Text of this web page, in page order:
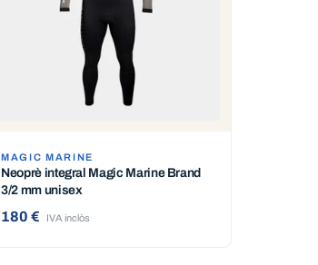
MAGIC MARINE
Neoprè integral Magic Marine Brand
3/2 mm unisex
180 € IVA inclòs